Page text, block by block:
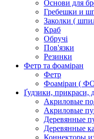
Основи для
Гребешки и
Заколки (
Краб
Обручі
Пов'язки
Резинки
Фетр та фоаміран
Фетр
Фоаміран (
Ґудзики, прикраси,
Акриловые
Акриловые
Деревянные
Деревянные
Коннекторы